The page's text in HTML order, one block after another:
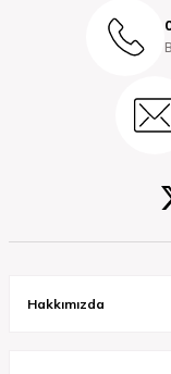
Hakkımızda